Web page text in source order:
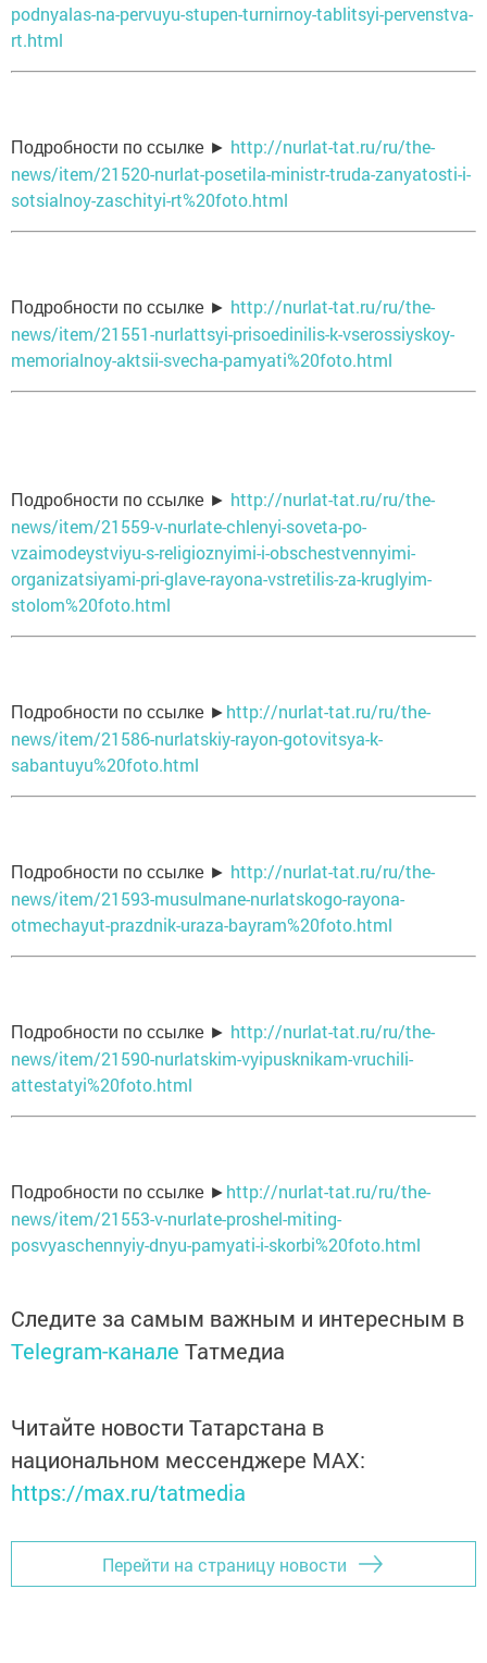
podnyalas-na-pervuyu-stupen-turnirnoy-tablitsyi-pervenstva-
rt.html
Подробности по ссылке ► http://nurlat-tat.ru/ru/the-
news/item/21520-nurlat-posetila-ministr-truda-zanyatosti-i-
sotsialnoy-zaschityi-rt%20foto.html
Подробности по ссылке ► http://nurlat-tat.ru/ru/the-
news/item/21551-nurlattsyi-prisoedinilis-k-vserossiyskoy-
memorialnoy-aktsii-svecha-pamyati%20foto.html
Подробности по ссылке ► http://nurlat-tat.ru/ru/the-
news/item/21559-v-nurlate-chlenyi-soveta-po-
vzaimodeystviyu-s-religioznyimi-i-obschestvennyimi-
organizatsiyami-pri-glave-rayona-vstretilis-za-kruglyim-
stolom%20foto.html
Подробности по ссылке ► http://nurlat-tat.ru/ru/the-
news/item/21586-nurlatskiy-rayon-gotovitsya-k-
sabantuyu%20foto.html
Подробности по ссылке ► http://nurlat-tat.ru/ru/the-
news/item/21593-musulmane-nurlatskogo-rayona-
otmechayut-prazdnik-uraza-bayram%20foto.html
Подробности по ссылке ► http://nurlat-tat.ru/ru/the-
news/item/21590-nurlatskim-vyipusknikam-vruchili-
attestatyi%20foto.html
Подробности по ссылке ► http://nurlat-tat.ru/ru/the-
news/item/21553-v-nurlate-proshel-miting-
posvyaschennyiy-dnyu-pamyati-i-skorbi%20foto.html
Следите за самым важным и интересным в
Telegram-канале Татмедиа
Читайте новости Татарстана в
национальном мессенджере MАХ:
https://max.ru/tatmedia
Перейти на страницу новости